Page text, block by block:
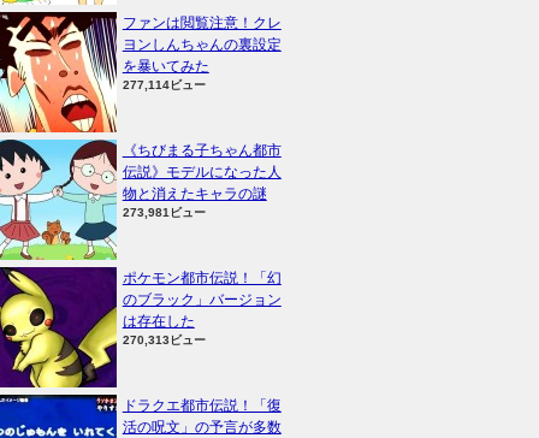
ファンは閲覧注意！クレ
ヨンしんちゃんの裏設定
を暴いてみた
277,114ビュー
《ちびまる子ちゃん都市
伝説》モデルになった人
物と消えたキャラの謎
273,981ビュー
ポケモン都市伝説！「幻
のブラック」バージョン
は存在した
270,313ビュー
ドラクエ都市伝説！「復
活の呪文」の予言が多数